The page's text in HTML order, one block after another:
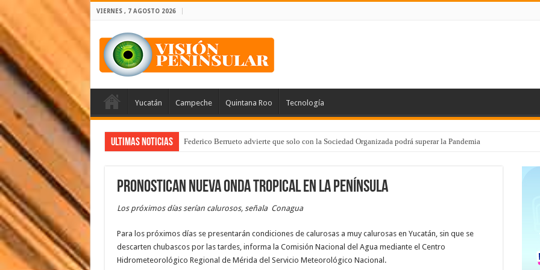
VIERNES , 7 AGOSTO 2026
Yucatán Campeche Quintana Roo Tecnología
Ultimas Noticias Federico Berrueto advierte que solo con la Sociedad Organizada podrá superar la Pandemia
Pronostican nueva onda tropical en la Península
Los próximos días serían calurosos, señala Conagua
Para los próximos días se presentarán condiciones de calurosas a muy calurosas en Yucatán, sin que se
descarten chubascos por las tardes, informa la Comisión Nacional del Agua mediante el Centro
Hidrometeorológico Regional de Mérida del Servicio Meteorológico Nacional.